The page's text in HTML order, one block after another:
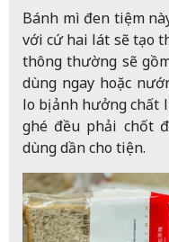
Bánh mì đen tiệm
với cứ hai lát sẽ tạo
thông thường sẽ
dùng ngay hoặc
lo bị ảnh hưởng chất
ghé đều phải chốt
dùng dần cho tiện.